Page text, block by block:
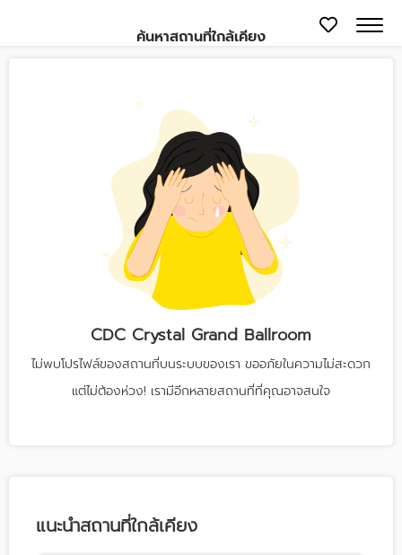
CDC Crystal Grand Ballroom
ไม่พบโปรไฟล์ของสถานที่บนระบบของเรา ขออภัยในความไม่สะดวก
แต่ไม่ต้องห่วง! เรามีอีกหลายสถานที่ที่คุณอาจสนใจ
ค้นหาสถานที่ใกล้เคียง
แนะนำสถานที่ใกล้เคียง